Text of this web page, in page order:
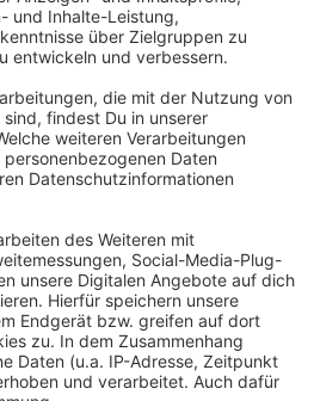
in Leverkusen